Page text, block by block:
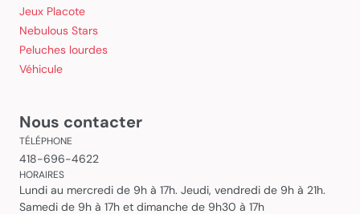
Jeux Placote
Nebulous Stars
Peluches lourdes
Véhicule
Nous contacter
TÉLÉPHONE
418-696-4622
HORAIRES
Lundi au mercredi de 9h à 17h. Jeudi, vendredi de 9h à 21h.
Samedi de 9h à 17h et dimanche de 9h30 à 17h